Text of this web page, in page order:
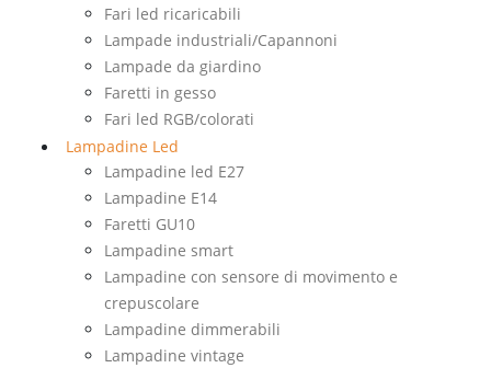
Fari led ricaricabili
Lampade industriali/Capannoni
Lampade da giardino
Faretti in gesso
Fari led RGB/colorati
Lampadine Led
Lampadine led E27
Lampadine E14
Faretti GU10
Lampadine smart
Lampadine con sensore di movimento e
crepuscolare
Lampadine dimmerabili
Lampadine vintage